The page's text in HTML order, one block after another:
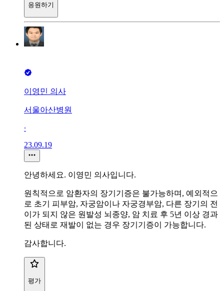
응원하기
이영민 의사
서울아산병원
∙
23.09.19
안녕하세요. 이영민 의사입니다.
원칙적으로 암환자의 장기기증은 불가능하며, 예외적으
로 초기 피부암, 자궁암이나 자궁경부암, 다른 장기의 전
이가 되지 않은 원발성 뇌종양, 암 치료 후 5년 이상 경과
된 상태로 재발이 없는 경우 장기기증이 가능합니다.
감사합니다.
평가